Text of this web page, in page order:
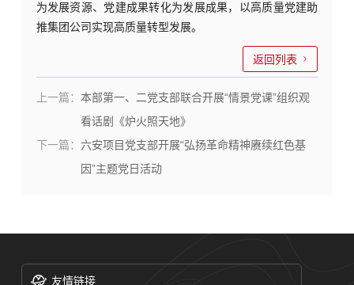
为发展资源、党建成果转化为发展成果，以高质量党建助
推集团公司实现高质量转型发展。
返回列表
上一篇： 本部第一、二党支部联合开展“情景党课”组织观
看话剧《炉火照天地》
下一篇： 六安项目党支部开展“弘扬革命精神赓续红色基
因”主题党日活动
友情链接